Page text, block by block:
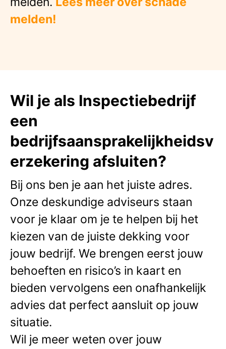
melden!
Wil je als Inspectiebedrijf
een
bedrijfsaansprakelijkheidsv
erzekering afsluiten?
Bij ons ben je aan het juiste adres.
Onze deskundige adviseurs staan
voor je klaar om je te helpen bij het
kiezen van de juiste dekking voor
jouw bedrijf. We brengen eerst jouw
behoeften en risico’s in kaart en
bieden vervolgens een onafhankelijk
advies dat perfect aansluit op jouw
situatie.
Wil je meer weten over jouw